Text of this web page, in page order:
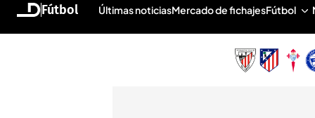
Fútbol Últimas noticiasMercado de fichajesFútbol